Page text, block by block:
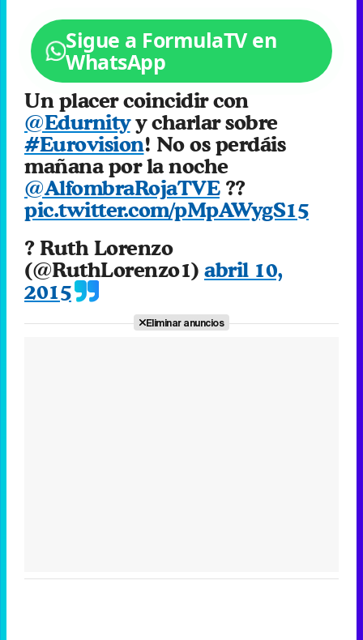
Sigue a FormulaTV en
WhatsApp
Un placer coincidir con
@Edurnityy charlar sobre
#Eurovision! No os perdáis
mañana por la noche
@AlfombraRojaTVE??
pic.twitter.com/pMpAWygS15
? Ruth Lorenzo
(@RuthLorenzo1) abril 10,
2015
Eliminar anuncios